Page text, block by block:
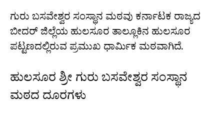
ಗುರು ಬಸವೇಶ್ವರ ಸಂಸ್ಥಾನ ಮಠವು ಕರ್ನಾಟಕ ರಾಜ್ಯದ
ಬೀದರ್ ಜಿಲ್ಲೆಯ ಹುಲಸೂರ ತಾಲ್ಲೂಕಿನ ಹುಲಸೂರ
ಪಟ್ಟಣದಲ್ಲಿರುವ ಪ್ರಮುಖ ಧಾರ್ಮಿಕ ಮಠವಾಗಿದೆ.
ಹುಲಸೂರ ಶ್ರೀ ಗುರು ಬಸವೇಶ್ವರ ಸಂಸ್ಥಾನ
ಮಠದ ದೂರಗಳು